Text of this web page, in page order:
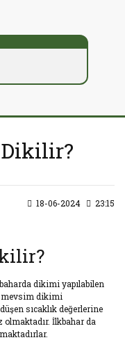
Dikilir?
18-06-2024 23:15
dikimi yapılabilen
mevsim dikimi
sıcaklık değerlerine
İlkbahar da